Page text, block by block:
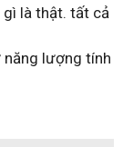
là thật. tất cả
năng lượng tính